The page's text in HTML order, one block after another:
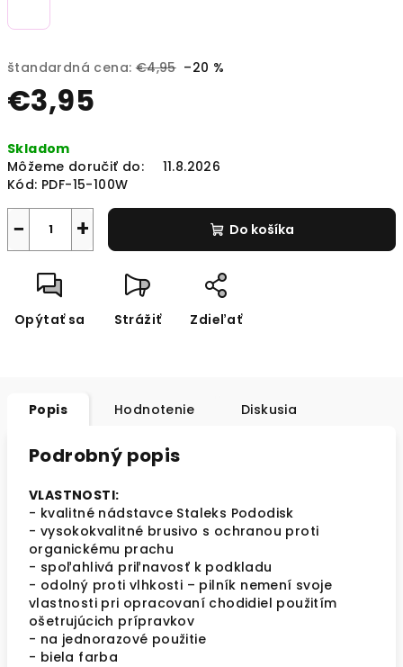
štandardná cena: €4,95 –20 %
€3,95
cena:
Skladom
Môžeme doručiť do:
11.8.2026
Kód: PDF-15-100W
+
− Do košíka
Opýtať sa Strážiť Zdieľať
Popis Hodnotenie Diskusia
Podrobný popis
VLASTNOSTI:
- kvalitné nádstavce Staleks Pododisk
- vysokokvalitné brusivo s ochranou proti
organickému prachu
- spoľahlivá priľnavosť k podkladu
- odolný proti vlhkosti – pilník nemení svoje
vlastnosti pri opracovaní chodidiel použitím
ošetrujúcich prípravkov
- na jednorazové použitie
- biela farba